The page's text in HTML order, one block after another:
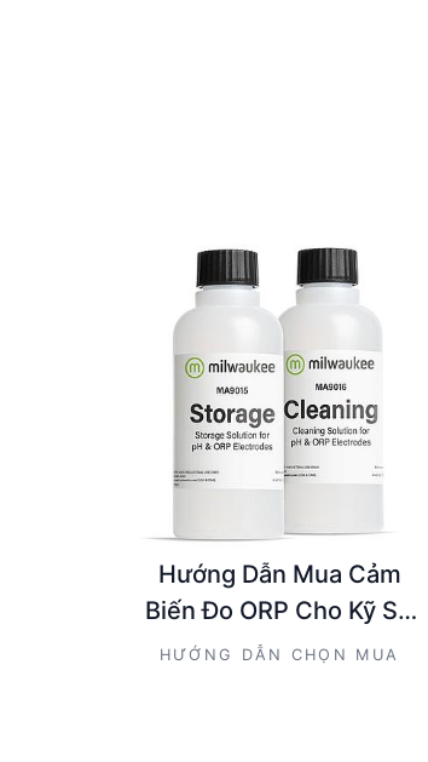
Hướng Dẫn Mua Cảm
Biến Đo ORP Cho Kỹ Sư
Và Người Mua Kỹ Thuật
HƯỚNG DẪN CHỌN MUA